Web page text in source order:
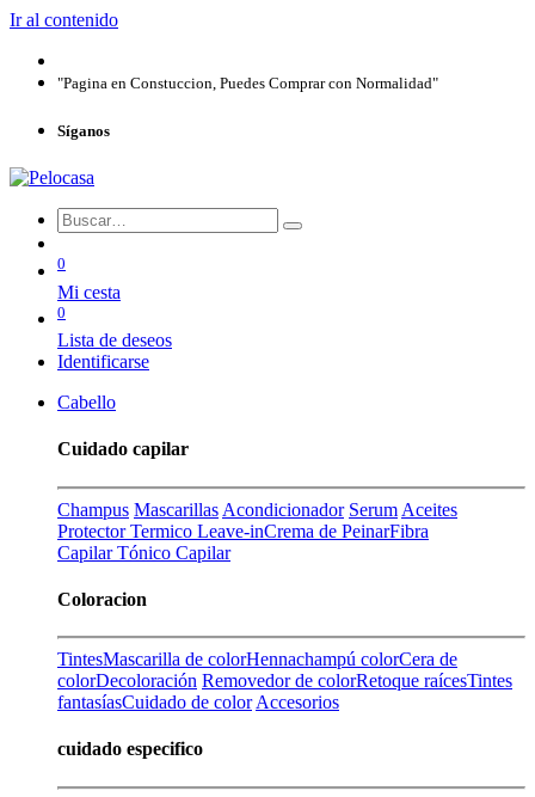
Ir al contenido
"Pagina en Constuccion, Puedes Comprar con Normalidad"
Síganos
0
Mi cesta
0
Lista de deseos
Identificarse
Cabello
Cuidado capilar
Champus Mascarillas Acondicionador Serum Aceites
Protector Termico Leave-inCrema de PeinarFibra
CapilarTónico Capilar
Coloracion
TintesMascarilla de colorHennachampú colorCera de
colorDecoloración Removedor de colorRetoque raícesTintes
fantasíasCuidado de color Accesorios
cuidado especifico